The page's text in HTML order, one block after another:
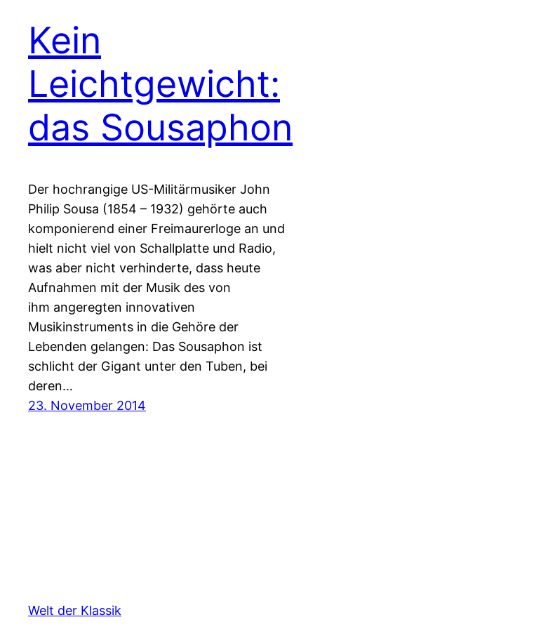
Kein
Leichtgewicht:
das Sousaphon
Der hochrangige US-Militärmusiker John
Philip Sousa (1854 – 1932) gehörte auch
komponierend einer Freimaurerloge an und
hielt nicht viel von Schallplatte und Radio,
was aber nicht verhinderte, dass heute
Aufnahmen mit der Musik des von
ihm angeregten innovativen
Musikinstruments in die Gehöre der
Lebenden gelangen: Das Sousaphon ist
schlicht der Gigant unter den Tuben, bei
deren…
23. November 2014
Welt der Klassik